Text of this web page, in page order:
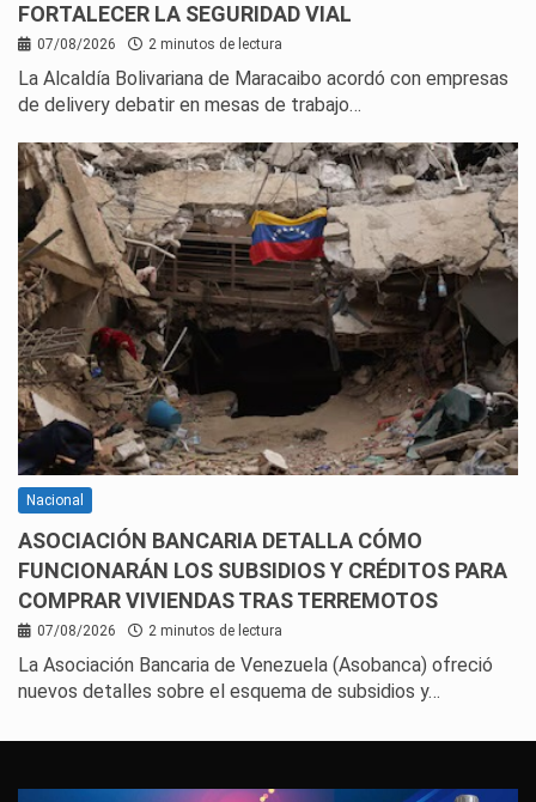
FORTALECER LA SEGURIDAD VIAL
07/08/2026 2 minutos de lectura
La Alcaldía Bolivariana de Maracaibo acordó con empresas
de delivery debatir en mesas de trabajo…
Nacional
ASOCIACIÓN BANCARIA DETALLA CÓMO
FUNCIONARÁN LOS SUBSIDIOS Y CRÉDITOS PARA
COMPRAR VIVIENDAS TRAS TERREMOTOS
07/08/2026 2 minutos de lectura
La Asociación Bancaria de Venezuela (Asobanca) ofreció
nuevos detalles sobre el esquema de subsidios y…